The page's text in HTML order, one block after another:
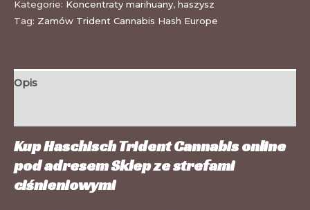
Kategorie: Koncentraty marihuany, haszysz
Tag: Zamów Trident Cannabis Hash Europe
Opis
Kup Haschisch Trident Cannabis online
pod adresemSklep ze strefami
ciśnieniowymi